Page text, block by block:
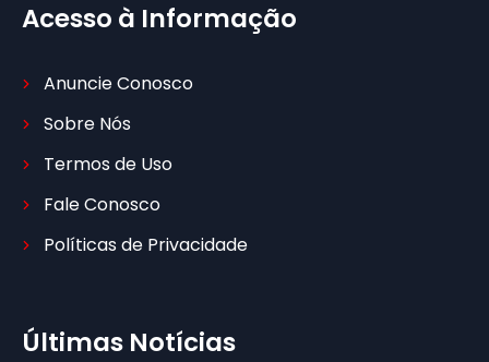
Acesso à Informação
Anuncie Conosco
Sobre Nós
Termos de Uso
Fale Conosco
Políticas de Privacidade
Últimas Notícias